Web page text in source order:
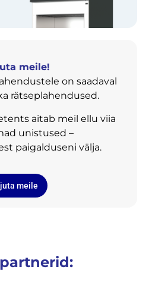
meile!
on saadaval
rätseplahendused.
aitab meil ellu viia
unistused –
paigalduseni välja.
meile